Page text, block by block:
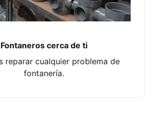
Fontaneros cerca de ti
reparar cualquier problema de
fontanería.